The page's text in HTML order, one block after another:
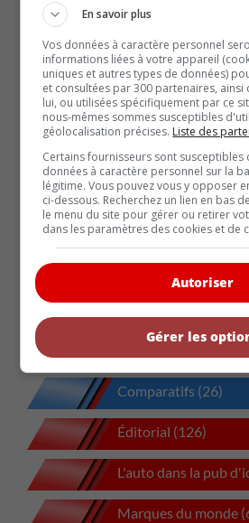
ARTICLES RÉCENTS
Les contenants d’aérosol
Les contenants d’aérosol
Les contenants d’aérosol
Nouvelle dotation haut de
Hyundai Palisade et Ioniq 9 2027
La Chevrolet Camaro reviendra
Comparatifs (26)
Éditorial (126)
L'auto dans la pub
Marques du monde
En savoir plus
Vos données à caractère personnel
informations liées à votre appareil
uniques et autres types de données)
et consultées par 300 partenaires, ainsi
lui, ou utilisées spécifiquement par ce
nous-mêmes sommes susceptibles
géolocalisation précises. Liste des
Certains fournisseurs sont susceptibles
données à caractère personnel sur la
légitime. Vous pouvez vous y opposer
ci-dessous. Recherchez un lien en bas
le menu du site pour gérer ou retirer
dans les paramètres des cookies et de
Autoriser
Gérer les